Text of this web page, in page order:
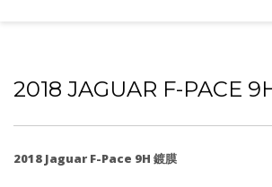
2018 JAGUAR F-PACE
2018 Jaguar F-Pace 9H 鍍膜